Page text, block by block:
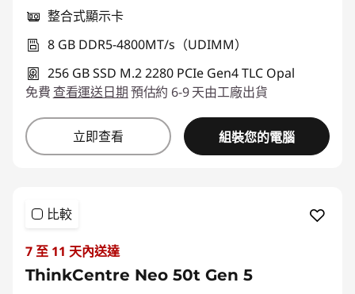
整合式顯示卡
8 GB DDR5-4800MT/s（UDIMM）
256 GB SSD M.2 2280 PCIe Gen4 TLC Opal
免費 查看運送日期預估約 6-9 天由工廠出貨
立即查看 組裝您的電腦
比較
7 至 11 天內送達
ThinkCentre Neo 50t Gen 5